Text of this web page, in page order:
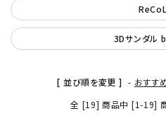
3Dサンダル
[ 並び順を変更 ] - おすす
全 [19] 商品中 [1-19]